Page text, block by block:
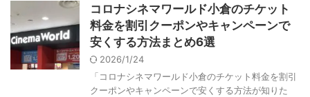
コロナシネマワールド小倉のチケット
料金を割引クーポンやキャンペーンで
安くする方法まとめ6選
2026/1/24
「コロナシネマワールド小倉のチケット料金を割引
クーポンやキャンペーンで安くする方法が知りた